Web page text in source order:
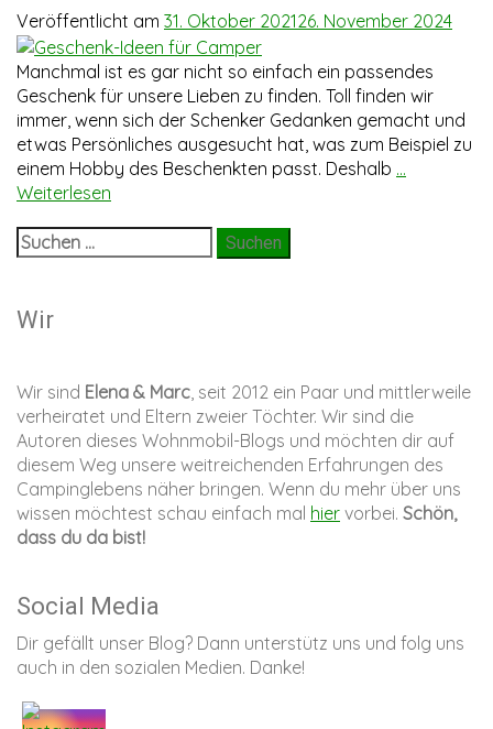
Veröffentlicht am 31. Oktober 202126. November 2024
Manchmal ist es gar nicht so einfach ein passendes
Geschenk für unsere Lieben zu finden. Toll finden wir
immer, wenn sich der Schenker Gedanken gemacht und
etwas Persönliches ausgesucht hat, was zum Beispiel zu
einem Hobby des Beschenkten passt. Deshalb ...
Weiterlesen
Suchen
nach:
Wir
Wir sind Elena & Marc , seit 2012 ein Paar und mittlerweile
verheiratet und Eltern zweier Töchter. Wir sind die
Autoren dieses Wohnmobil-Blogs und möchten dir auf
diesem Weg unsere weitreichenden Erfahrungen des
Campinglebens näher bringen. Wenn du mehr über uns
wissen möchtest schau einfach mal hier vorbei. Schön,
dass du da bist!
Social Media
Dir gefällt unser Blog? Dann unterstütz uns und folg uns
auch in den sozialen Medien. Danke!